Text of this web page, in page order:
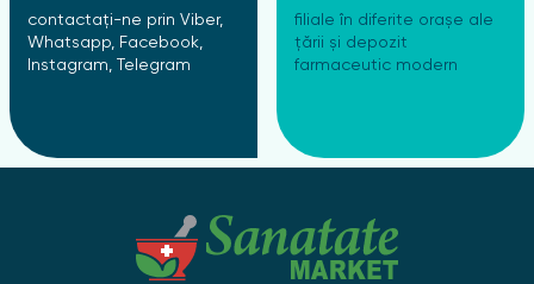
contactați-ne prin Viber,
Whatsapp, Facebook,
Instagram, Telegram
filiale în diferite orașe ale
țării și depozit
farmaceutic modern